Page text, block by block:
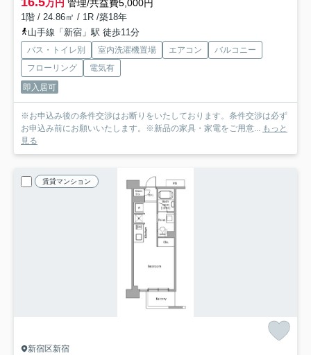
万円 管理/共益費5,000円
1階 / 24.86㎡ / 1R /築18年
山手線「新宿」駅 徒歩11分
バス・トイレ別 室内洗濯機置場 エアコン
バルコニー
フローリング
電気有
即入居可
※お申込み後の条件交渉はお断りをいたしております。条件交渉は必ず
お申込み前にお願いいたします。※新品の家具・家電をご用意...
もっと
見る
賃貸マンション
新宿区新宿